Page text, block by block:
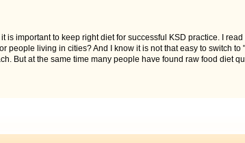
is important to keep right diet for successful KSD practice. I
people living in cities? And I know it is not that easy to switch
But at the same time many people have found raw food diet